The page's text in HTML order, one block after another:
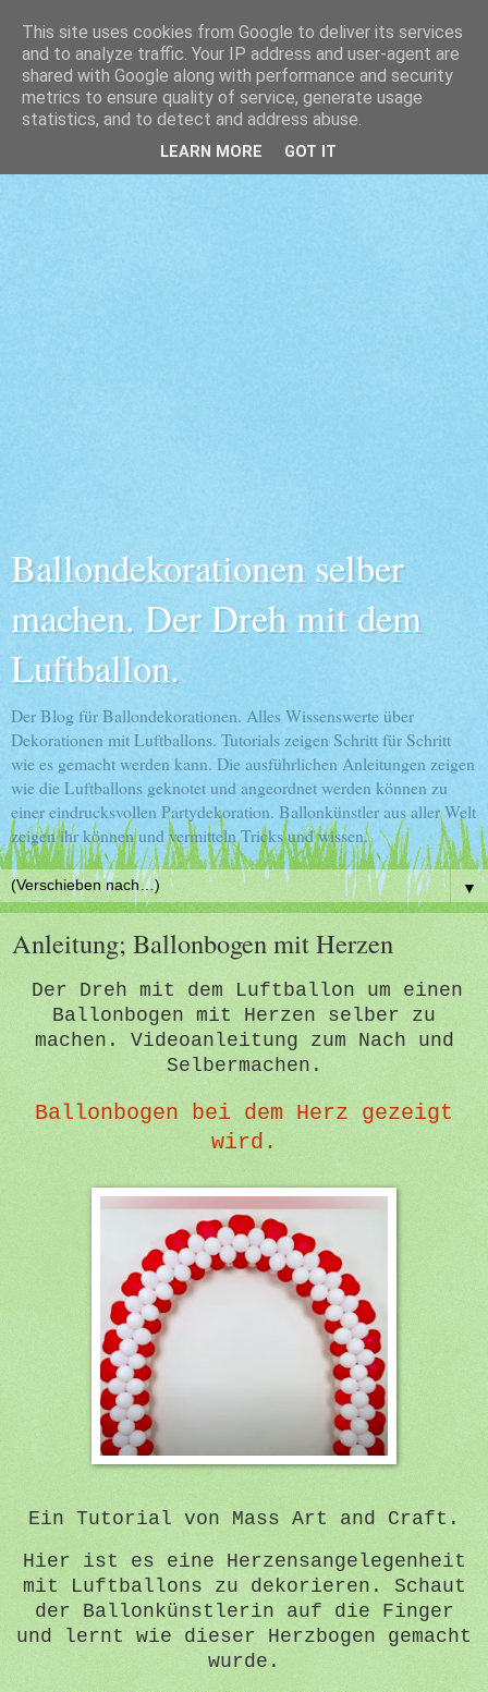
Ballondekorationen selber
machen. Der Dreh mit dem
Luftballon.
Der Blog für Ballondekorationen. Alles Wissenswerte über
Dekorationen mit Luftballons. Tutorials zeigen Schritt für Schritt
wie es gemacht werden kann. Die ausführlichen Anleitungen zeigen
wie die Luftballons geknotet und angeordnet werden können zu
einer eindrucksvollen Partydekoration. Ballonkünstler aus aller Welt
zeigen ihr können und vermitteln Tricks und wissen.
▼
Anleitung; Ballonbogen mit Herzen
Der Dreh mit dem Luftballon um einen
Ballonbogen mit Herzen selber zu
machen. Videoanleitung zum Nach und
Selbermachen.
Ballonbogen bei dem Herz gezeigt
wird.
Ein Tutorial von Mass Art and Craft.
Hier ist es eine Herzensangelegenheit
mit Luftballons zu dekorieren. Schaut
der Ballonkünstlerin auf die Finger
und lernt wie dieser Herzbogen gemacht
wurde.
This site uses cookies from Google to deliver its services
and to analyze traffic. Your IP address and user-agent are
shared with Google along with performance and security
metrics to ensure quality of service, generate usage
statistics, and to detect and address abuse.
LEARN MORE GOT IT